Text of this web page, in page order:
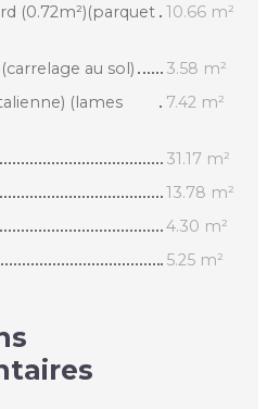
(0.72m²)(parquet 10.66 m²
au sol)
3.58 m²
(lames
7.42 m²
31.17 m²
13.78 m²
4.30 m²
5.25 m²